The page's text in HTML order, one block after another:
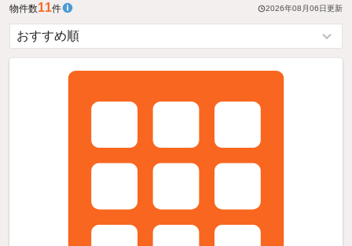
物件数11件 2026年08月06日更新